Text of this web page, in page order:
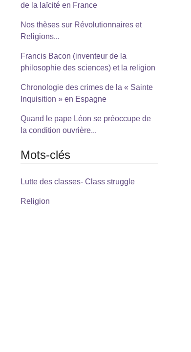
de la laïcité en France
Nos thèses sur Révolutionnaires et
Religions...
Francis Bacon (inventeur de la
philosophie des sciences) et la religion
Chronologie des crimes de la « Sainte
Inquisition » en Espagne
Quand le pape Léon se préoccupe de
la condition ouvrière...
Mots-clés
Lutte des classes- Class struggle
Religion